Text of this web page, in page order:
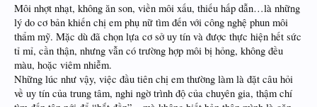
Môi nhợt nhạt, không ăn son, viền môi xấu, thiếu hấp dẫn…là những
lý do cơ bản khiến chị em phụ nữ tìm đến với công nghệ phun môi
thẩm mỹ. Mặc dù đã chọn lựa cơ sở uy tín và được thực hiện hết sức
tỉ mỉ, cần thận, nhưng vẫn có trường hợp môi bị hỏng, không đều
màu, hoặc viêm nhiễm.
Những lúc như vậy, việc đầu tiên chị em thường làm là đặt câu hỏi
về uy tín của trung tâm, nghi ngờ trình độ của chuyên gia, thậm chí